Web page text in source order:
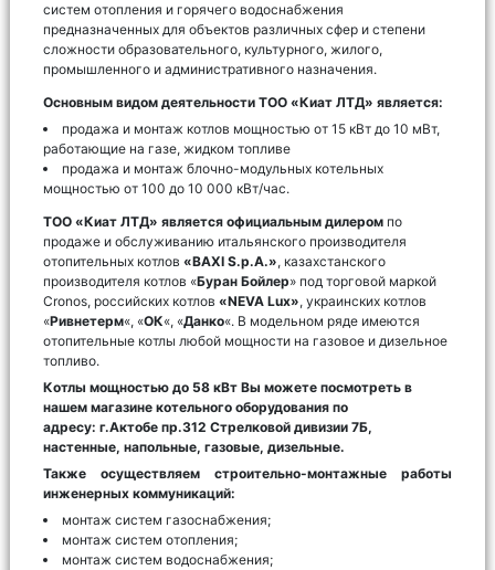
систем отопления и горячего водоснабжения
предназначенных для объектов различных сфер и степени
сложности образовательного, культурного, жилого,
промышленного и административного назначения.
Основным видом деятельности ТОО «Киат ЛТД» является:
продажа и монтаж котлов мощностью от 15 кВт до 10 мВт,
работающие на газе, жидком топливе
продажа и монтаж блочно-модульных котельных
мощностью от 100 до 10 000 кВт/час.
ТОО «Киат ЛТД» является официальным дилеромпо
продаже и обслуживанию итальянского производителя
отопительных котлов «ВAXI S.p.A.», казахстанского
производителя котлов «Буран Бойлер» под торговой маркой
Cronos, российских котлов «NEVA Lux», украинских котлов
«Ривнетерм«, «ОК«, «Данко«. В модельном ряде имеются
отопительные котлы любой мощности на газовое и дизельное
топливо.
Котлы мощностью до 58 кВт Вы можете посмотреть в
нашем магазине котельного оборудования по
адресу: г.Актобе пр.312 Стрелковой дивизии 7Б,
настенные, напольные, газовые, дизельные.
Также осуществляем строительно-монтажные работы
инженерных коммуникаций:
монтаж систем газоснабжения;
монтаж систем отопления;
монтаж систем водоснабжения;